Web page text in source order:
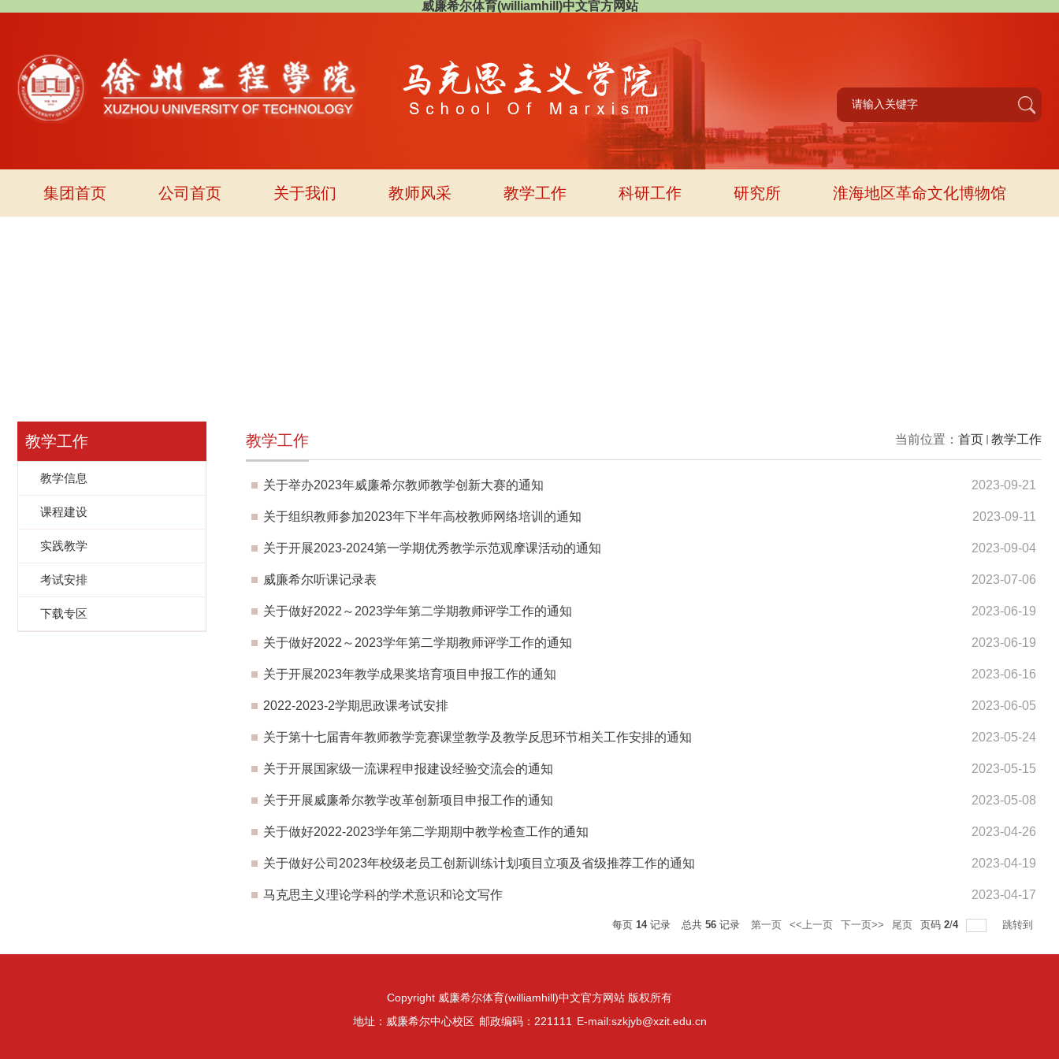
威廉希尔体育(williamhill)中文官方网站
集团首页 公司首页 关于我们 教师风采 教学工作 科研工作 研究所 淮海地区革命文化博物馆
教学工作
教学信息
课程建设
实践教学
考试安排
下载专区
当前位置： 首页 教学工作
教学工作
关于举办2023年威廉希尔教师教学创新大赛的通知 2023-09-21
关于组织教师参加2023年下半年高校教师网络培训的通知 2023-09-11
关于开展2023-2024第一学期优秀教学示范观摩课活动的通知 2023-09-04
威廉希尔听课记录表 2023-07-06
关于做好2022～2023学年第二学期教师评学工作的通知 2023-06-19
关于做好2022～2023学年第二学期教师评学工作的通知 2023-06-19
关于开展2023年教学成果奖培育项目申报工作的通知 2023-06-16
2022-2023-2学期思政课考试安排 2023-06-05
关于第十七届青年教师教学竞赛课堂教学及教学反思环节相关工作安排的通知 2023-05-24
关于开展国家级一流课程申报建设经验交流会的通知 2023-05-15
关于开展威廉希尔教学改革创新项目申报工作的通知 2023-05-08
关于做好2022-2023学年第二学期期中教学检查工作的通知 2023-04-26
关于做好公司2023年校级老员工创新训练计划项目立项及省级推荐工作的通知 2023-04-19
马克思主义理论学科的学术意识和论文写作 2023-04-17
每页 14记录 总共 56 记录 第一页 <<上一页 下一页>> 尾页 页码 2/4 跳转到
Copyright 威廉希尔体育(williamhill)中文官方网站 版权所有
地址：威廉希尔中心校区 邮政编码：221111 E-mail:szkjyb@xzit.edu.cn